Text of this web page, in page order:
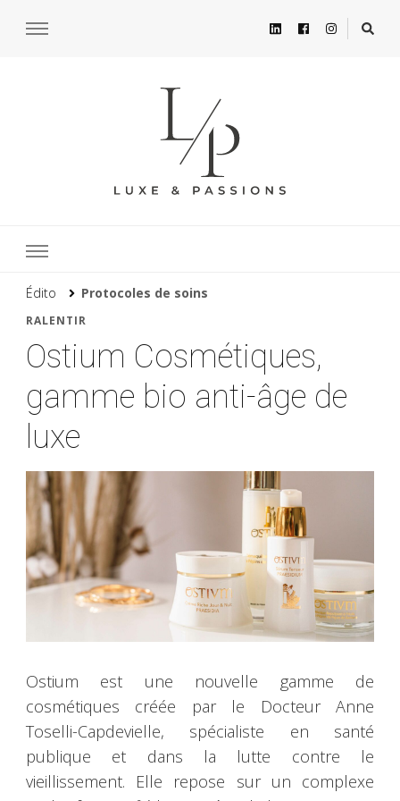
Édito Protocoles de soins
RALENTIR
Ostium Cosmétiques,
gamme bio anti-âge de
luxe
Ostium est une nouvelle gamme de
cosmétiques créée par le Docteur Anne
Toselli-Capdevielle, spécialiste en santé
publique et dans la lutte contre le
vieillissement. Elle repose sur un complexe